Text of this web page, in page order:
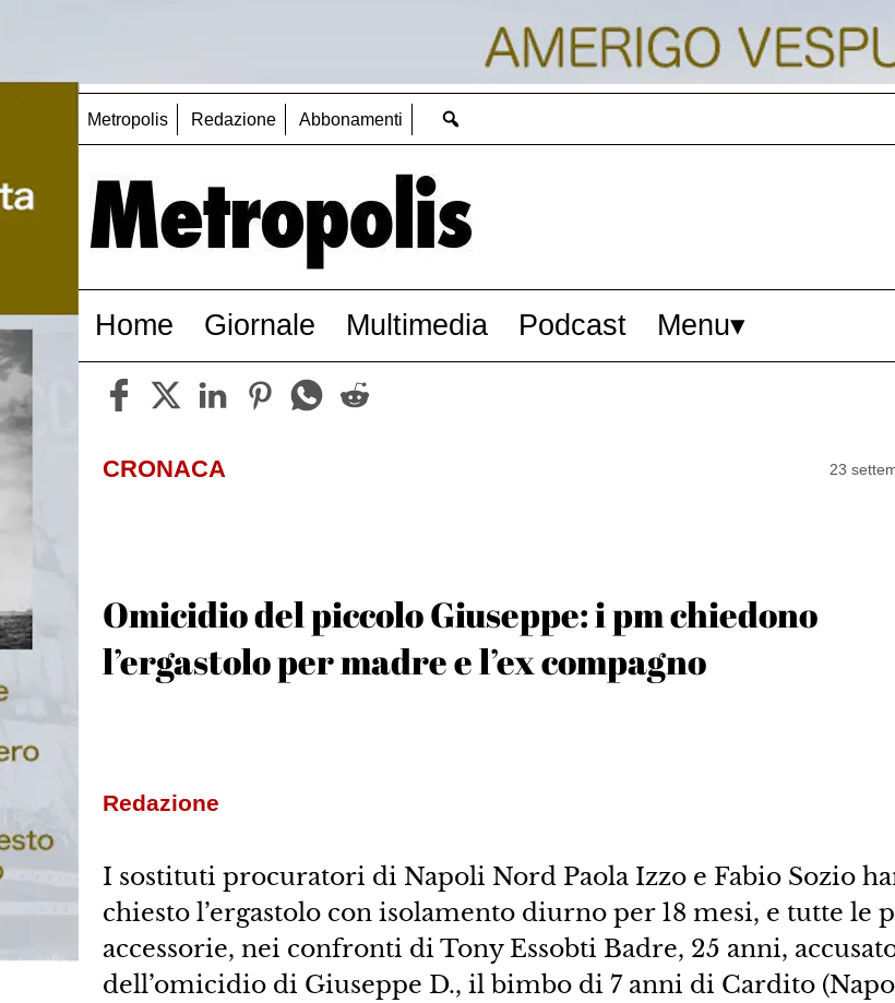
Metropolis Redazione Abbonamenti
Home Giornale Multimedia Podcast Menu
CRONACA 23
Omicidio del piccolo Giuseppe: i pm chiedono
l’ergastolo per madre e l’ex compagno
Redazione
I sostituti procuratori di Napoli Nord Paola Izzo e Fabio Sozio
chiesto l’ergastolo con isolamento diurno per 18 mesi, e tutte le
accessorie, nei confronti di Tony Essobti Badre, 25 anni,
dell’omicidio di Giuseppe D., il bimbo di 7 anni di Cardito